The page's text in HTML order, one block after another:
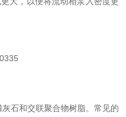
和交联聚合物树脂。常见的